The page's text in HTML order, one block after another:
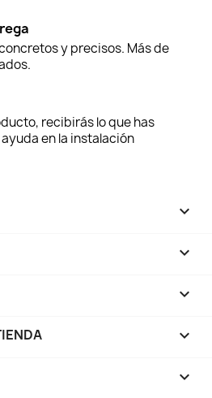
y precisos. Más de
recibirás lo que has
en la instalación



keyboard_arrow_down
